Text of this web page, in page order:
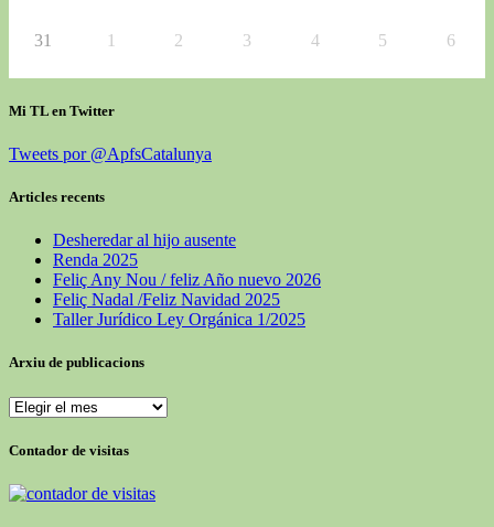
31 1 2 3 4 5 6
Mi TL en Twitter
Tweets por @ApfsCatalunya
Articles recents
Desheredar al hijo ausente
Renda 2025
Feliç Any Nou / feliz Año nuevo 2026
Feliç Nadal /Feliz Navidad 2025
Taller Jurídico Ley Orgánica 1/2025
Arxiu de publicacions
Contador de visitas